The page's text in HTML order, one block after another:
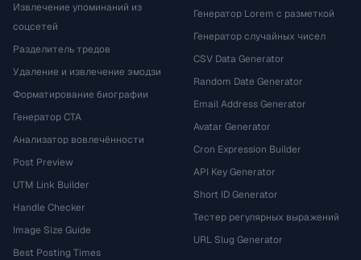
Извлечение упоминаний из
соцсетей
Разделитель тредов
Удаление и извлечение эмодзи
Форматирование биографии
Генератор CTA
Анализатор вовлечённости
Post Preview
UTM Link Builder
Handle Checker
Image Size Guide
Best Posting Times
Генератор Lorem с разметкой
Генератор случайных чисел
CSV Data Generator
Random Date Generator
Email Address Generator
Avatar Generator
Cron Expression Builder
API Key Generator
Short ID Generator
Тестер регулярных выражений
URL Slug Generator